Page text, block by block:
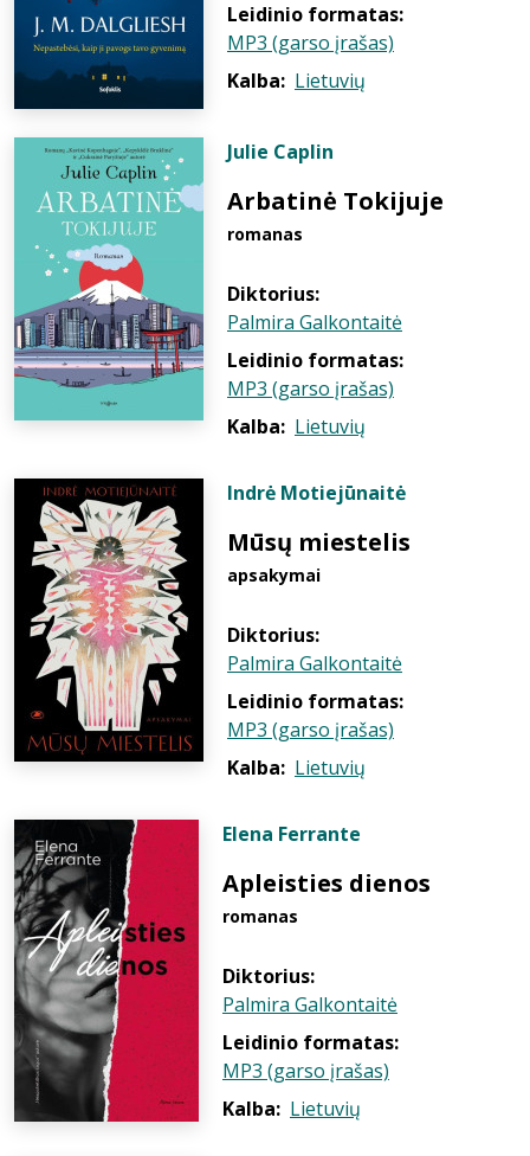
Leidinio formatas:
MP3 (garso įrašas)
Kalba: Lietuvių
Julie Caplin
Arbatinė Tokijuje
romanas
Diktorius:
Palmira Galkontaitė
Leidinio formatas:
MP3 (garso įrašas)
Kalba: Lietuvių
Indrė Motiejūnaitė
Mūsų miestelis
apsakymai
Diktorius:
Palmira Galkontaitė
Leidinio formatas:
MP3 (garso įrašas)
Kalba: Lietuvių
Elena Ferrante
Apleisties dienos
romanas
Diktorius:
Palmira Galkontaitė
Leidinio formatas:
MP3 (garso įrašas)
Kalba: Lietuvių